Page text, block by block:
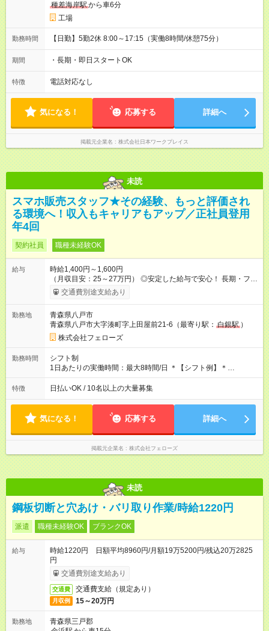
種差海岸駅から車6分
工場
勤務時間 【日勤】5勤2休 8:00～17:15（実働8時間/休憩75分）
期間 ・長期・即日スタートOK
特徴 電話対応なし
気になる！ 応募する 詳細へ
掲載元企業名 株式会社日本ワークプレイス
未読
スマホ販売スタッフ★その経験、もっと評価され
る環境へ！収入もキャリアもアップ／正社員登用
年4回
契約社員 職種未経験OK
給与
時給1,400円～1,600円
（月収目安：25～27万円） ◎安定した給与で安心！ 長期・フル
タイムで勤務いただける方にお越しいただきたいと思っていま
す。シフトが削られることはないので、安定した給与が入りま
たいという人もいると思います。このあたりは柔軟に対応する
ので、お気軽にご相談ください！ ※2ヶ月の試用期間がありま
す。その間の給与・待遇に変更はありません。 【試用期間】試
用期間あり 試用期間の長さ：2ヶ月 雇用形態、給与は本採用時
と同じです。
交通費別途支給あり
勤務地
青森県八戸市
青森県八戸市大字湊町字上田屋前21-6（最寄り駅： 白銀駅 ）
株式会社フェローズ
勤務時間
シフト制
1日あたりの実働時間：最大8時間/日 ＊【シフト例】＊
(1) 10:00～19:00 (2) 11:00～20:00 (3) 12:00～21:00 など ◎
いずれも実働8時間・休憩1時間です。中抜けシフトなどはあり
たい」などあれば相談に応じますのでおっしゃってください！
特徴 日払いOK / 10名以上の大量募集
気になる！ 応募する 詳細へ
掲載元企業名 株式会社フェローズ
未読
鋼板切断と穴あけ・バリ取り作業/時給1220円
派遣 職種未経験OK ブランクOK
給与
時給1220円 日額平均8960円/月額19万5200円/残込20万2825
円
交通費別途支給あり
交通費 交通費支給（規定あり）
月収例 15～20万円
勤務地
青森県三戸郡